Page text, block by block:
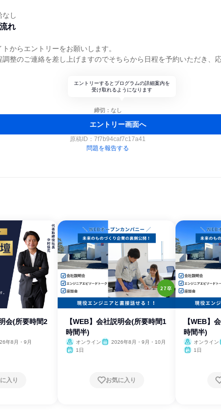
なし
れ
からエントリーをお願いします。
整のご連絡を差し上げますのでそちらから日程を予約いただき、
エントリーするとプログラムの詳細案内を
受け取れるようになります
締切：なし
エントリー画面へ
原稿ID： 7f7b94caf7c17a41
問題を報告する
会(所要時間2
年8月・9月
入り
【WEB】会社説明会(所要時間1
時間半)
オンライン
2026年8月・9月・10月
1日
お気に入り
【WEB】
時間半)
オンライン
1日